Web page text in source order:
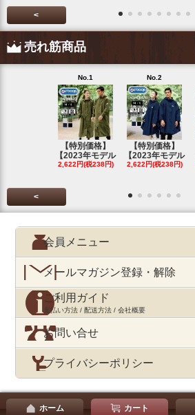
<
売れ筋商品
No.1
【特別価格】
【2023年モデル
2,622円(税238円)
No.2
【特別価格】
【2023年モデル
2,622円(税238円)
<
会員メニュー
メールマガジン登録・解除
ご利用ガイド
支払い方法 / 配送方法 / 会社概要
お問い合せ
プライバシーポリシー
ホーム カート